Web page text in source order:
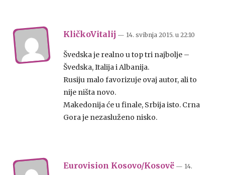
KličkoVitalij — 14. svibnja 2015. u 22:10
Švedska je realno u top tri najbolje –
Švedska, Italija i Albanija.
Rusiju malo favorizuje ovaj autor, ali to
nije ništa novo.
Makedonija će u finale, Srbija isto. Crna
Gora je nezasluženo nisko.
Eurovision Kosovo/Kosovë — 14.